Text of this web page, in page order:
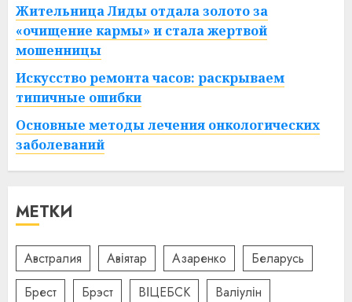
Жительница Лиды отдала золото за
«очищение кармы» и стала жертвой
мошенницы
Искусство ремонта часов: раскрываем
типичные ошибки
Основные методы лечения онкологических
заболеваний
МЕТКИ
Австралия Авіятар Азаренко
Беларусь
Брест
Брэст ВІЦЕБСК
Валіулін